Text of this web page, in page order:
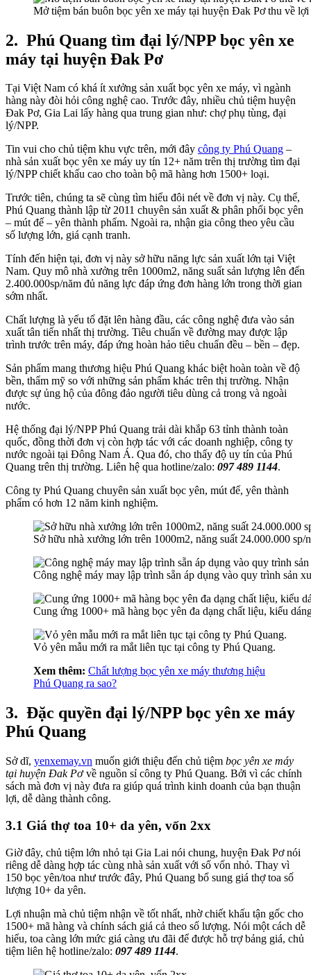
Mở tiệm bán buôn bọc yên xe máy tại huyện Đak Pơ thu về lợi
2. Phú Quang tìm đại lý/NPP bọc yên xe
máy tại huyện Đak Pơ
Tại Việt Nam có khá ít xưởng sản xuất bọc yên xe máy, vì ngành
hàng này đòi hỏi công nghệ cao. Trước đây, nhiều chủ tiệm huyện
Đak Pơ, Gia Lai lấy hàng qua trung gian như: chợ phụ tùng, đại
lý/NPP.
Tin vui cho chủ tiệm khu vực trên, mới đây công ty Phú Quang –
nhà sản xuất bọc yên xe máy uy tín 12+ năm trên thị trường tìm đại
lý/NPP chiết khấu cao cho toàn bộ mã hàng hơn 1500+ loại.
Trước tiên, chúng ta sẽ cùng tìm hiểu đôi nét về đơn vị này. Cụ thể,
Phú Quang thành lập từ 2011 chuyên sản xuất & phân phối bọc yên
– mút đế – yên thành phẩm. Ngoài ra, nhận gia công theo yêu cầu
số lượng lớn, giá cạnh tranh.
Tính đến hiện tại, đơn vị này sở hữu năng lực sản xuất lớn tại Việt
Nam. Quy mô nhà xưởng trên 1000m2, năng suất sản lượng lên đến
2.400.000sp/năm đủ năng lực đáp ứng đơn hàng lớn trong thời gian
sớm nhất.
Chất lượng là yếu tố đặt lên hàng đầu, các công nghệ đưa vào sản
xuất tân tiến nhất thị trường. Tiêu chuẩn về đường may được lập
trình trước trên máy, đáp ứng hoàn hảo tiêu chuẩn đều – bền – đẹp.
Sản phẩm mang thương hiệu Phú Quang khác biệt hoàn toàn về độ
bền, thẩm mỹ so với những sản phẩm khác trên thị trường. Nhận
được sự ủng hộ của đông đảo người tiêu dùng cả trong và ngoài
nước.
Hệ thống đại lý/NPP Phú Quang trải dài khắp 63 tỉnh thành toàn
quốc, đồng thời đơn vị còn hợp tác với các doanh nghiệp, công ty
nước ngoài tại Đông Nam Á. Qua đó, cho thấy độ uy tín của Phú
Quang trên thị trường. Liên hệ qua hotline/zalo: 097 489 1144.
Công ty Phú Quang chuyên sản xuất bọc yên, mút đế, yên thành
phẩm có hơn 12 năm kinh nghiệm.
Sở hữu nhà xưởng lớn trên 1000m2, năng suất 24.000.000 sp/
Công nghệ máy may lập trình sẵn áp dụng vào quy trình sản
Cung ứng 1000+ mã hàng bọc yên đa dạng chất liệu, kiểu
Vỏ yên mẫu mới ra mắt liên tục tại công ty Phú Quang.
Xem thêm: Chất lượng bọc yên xe máy thương hiệu
Phú Quang ra sao?
3. Đặc quyền đại lý/NPP bọc yên xe máy
Phú Quang
Sở dĩ, yenxemay.vn muốn giới thiệu đến chủ tiệm bọc yên xe máy
tại huyện Đak Pơvề nguồn sỉ công ty Phú Quang. Bởi vì các chính
sách mà đơn vị này đưa ra giúp quá trình kinh doanh của bạn thuận
lợi, dễ dàng thành công.
3.1 Giá thợ toa 10+ da yên, vốn 2xx
Giờ đây, chủ tiệm lớn nhỏ tại Gia Lai nói chung, huyện Đak Pơ nói
riêng dễ dàng hợp tác cùng nhà sản xuất với số vốn nhỏ. Thay vì
150 bọc yên/toa như trước đây, Phú Quang bổ sung giá thợ toa số
lượng 10+ da yên.
Lợi nhuận mà chủ tiệm nhận về tốt nhất, nhờ chiết khấu tận gốc cho
1500+ mã hàng và chính sách giá cả theo số lượng. Nói một cách dễ
hiểu, toa càng lớn mức giá càng ưu đãi để được hỗ trợ bảng giá, chủ
tiệm liên hệ hotline/zalo: 097 489 1144.